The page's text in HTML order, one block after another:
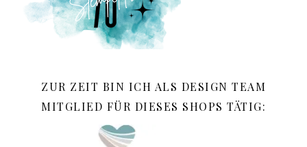
ZUR ZEIT BIN ICH ALS DESIGN TEAM
MITGLIED FÜR DIESES SHOPS TÄTIG: